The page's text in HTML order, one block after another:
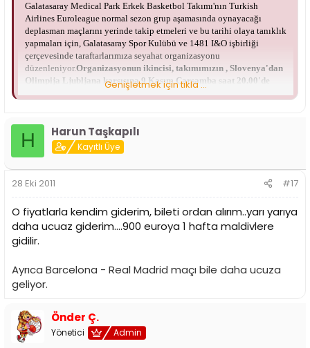
Galatasaray Medical Park Erkek Basketbol Takımı'nın Turkish
Airlines Euroleague normal sezon grup aşamasında oynayacağı
deplasman maçlarını yerinde takip etmeleri ve bu tarihi olaya tanıklık
yapmaları için, Galatasaray Spor Kulübü ve 1481 I&O işbirliği
çerçevesinde taraftarlarımıza seyahat organizasyonu
düzenleniyor.Organizasyonun ikincisi, takımımızın , Slovenya'dan
Olimpija Ljubljana karşısına 9 Kasım Çarşamba saat 20.00'de
çıkacağı Euroleague D Grubu dördüncü maçında
Atatürk Havaalanı dış hatlar 1481 I&O Galatasaray kontuarı önünde
saat 08.00’de yetkililerle buluşma. Bilet, bagaj işlemlerinden sonra
Ljubljana’ya Türk Hava Yolları TK 3083 özel seferi ile saat 10.00’da
hareket. Varışı takiben havaalanından otelinize transfer ve serbest
zaman.
Kahvaltı sonrası serbest zaman. Maç saatine göre otelden salona
hareket. Maç sonrası havaalanına transfer ve TK 3084 sefer numaralı
THY özel uçağı ile İstanbul’a 23.35 te hareket. Varış saatimiz
• Türk Hava Yolları özel seferi ile İstanbul /Ljubljana /İstanbul gidiş-
dönüş uçak bileti, (Eco)
• Havaalanı vergileri
• Alan – otel – alan transferleri
• Maç transferleri
• Maç biletleri
Ücrete Dahil Olmayan Hizmetler
Genişletmek için tıkla ...
H Harun Taşkapılı
Kayıtlı Üye
28 Eki 2011 #17
O fiyatlarla kendim giderim, bileti ordan alırım..yarı yarıya
daha ucuaz giderim....900 euroya 1 hafta maldivlere
gidilir.
Ayrıca Barcelona - Real Madrid maçı bile daha ucuza
geliyor.
Önder Ç.
Yönetici Admin